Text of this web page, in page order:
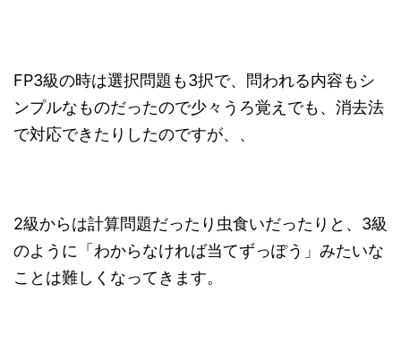
FP3級の時は選択問題も3択で、問われる内容もシ
ンプルなものだったので少々うろ覚えでも、消去法
で対応できたりしたのですが、、
2級からは計算問題だったり虫食いだったりと、3級
のように「わからなければ当てずっぽう」みたいな
ことは難しくなってきます。